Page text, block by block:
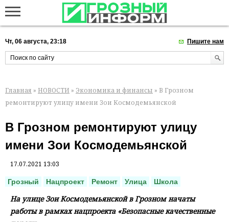
Чт, 06 августа, 23:18 Пишите нам
Главная » НОВОСТИ » Экономика и финансы » В Грозном
ремонтируют улицу имени Зои Космодемьянской
В Грозном ремонтируют улицу
имени Зои Космодемьянской
17.07.2021 13:03
Грозный Нацпроект Ремонт Улица Школа
На улице Зои Космодемьянской в Грозном начаты
работы в рамках нацпроекта «Безопасные качественные